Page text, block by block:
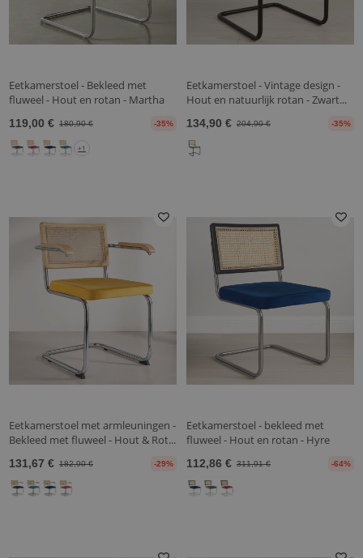
Eetkamerstoel - Bekleed met
fluweel - Hout en rotan - Martha
119,00 € 180,90 € -35%
+1
Eetkamerstoel - Vintage design -
Hout en natuurlijk rotan - Zwart...
134,90 € 204,90 € -35%
Eetkamerstoel met armleuningen -
Bekleed met fluweel - Hout & Rot...
131,67 € 182,90 € -29%
Eetkamerstoel - bekleed met
fluweel - Hout en rotan - Hyre
112,86 € 311,91 € -64%